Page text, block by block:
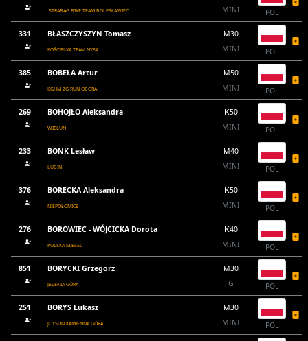
STRABAG BIKE TEAM BOLESŁAWIEC
MINI
POL
331 BŁASZCZYSZYN Tomasz
KOŚCIELKA TEAM NYSA
M30
MINI
POL
385 BOBEŁA Artur
KGHM ZG RUN OBORA
M50
MINI
POL
269 BOHOJŁO Aleksandra
WIELUN
K50
MINI
POL
233 BONK Lesław
LUBIN
M40
MINI
POL
376 BORECKA Aleksandra
NIEPOŁOMICE
K50
MINI
POL
276 BOROWIEC - WÓJCICKA Dorota
POLSKA MIELEC
K40
MINI
POL
851 BORYCKI Grzegorz
JELENIA GÓRA
M30
G
POL
251 BORYS Łukasz
JOYSON KAMIENNA GÓRA
M30
MINI
POL